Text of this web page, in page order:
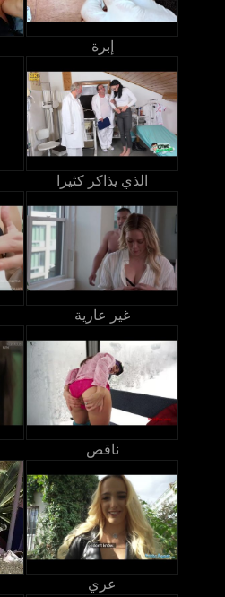
إبرة
الذي يذاكر كثيرا
غير عارية
ناقص
عري